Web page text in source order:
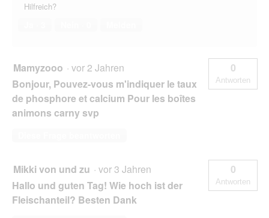
Hilfreich?
Mamyzooo · vor 2 Jahren
Bonjour, Pouvez-vous m'indiquer le taux
de phosphore et calcium Pour les boîtes
animons carny svp
0
Antworten
Mikki von und zu · vor 3 Jahren
Hallo und guten Tag! Wie hoch ist der
Fleischanteil? Besten Dank
0
Antworten